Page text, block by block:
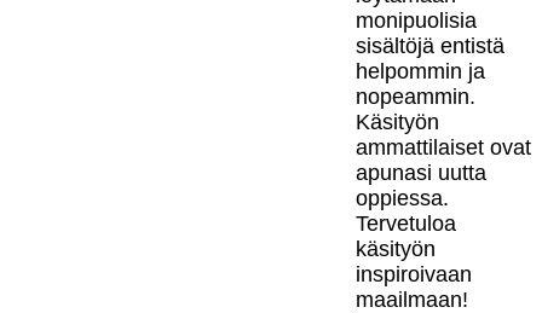
monipuolisia
sisältöjä entistä
helpommin ja
nopeammin.
Käsityön
ammattilaiset ovat
apunasi uutta
oppiessa.
Tervetuloa
käsityön
inspiroivaan
maailmaan!